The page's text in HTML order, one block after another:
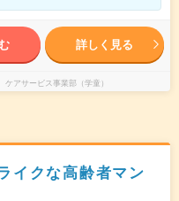
詳しく見る
アサービス事業部（学童）
イクな高齢者マン